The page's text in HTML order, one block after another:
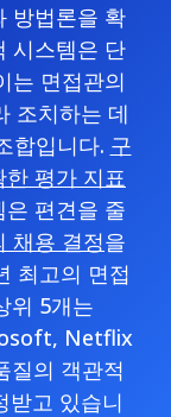
방법론을 확
시스템은 단
는 면접관의
조치하는 데
합입니다. 구
한 평가 지표
편견을 줄
채용 결정을
최고의 면접
위 5개는
Netflix
질의 객관적
받고 있습니